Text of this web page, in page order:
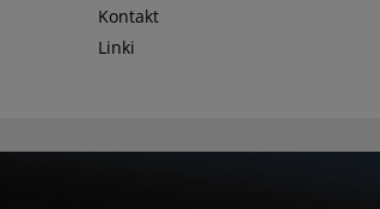
Kontakt
Linki